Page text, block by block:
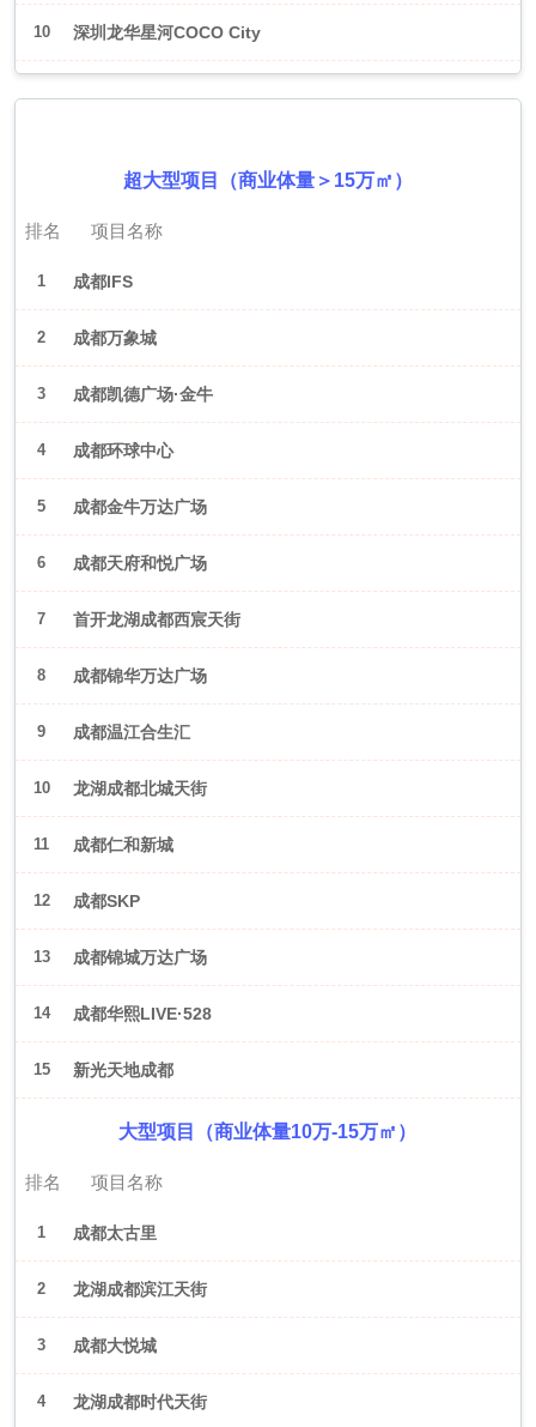
10 深圳龙华星河COCO City
超大型项目（商业体量＞15万㎡）
排名 项目名称
1 成都IFS
2 成都万象城
3 成都凯德广场·金牛
4 成都环球中心
5 成都金牛万达广场
6 成都天府和悦广场
7 首开龙湖成都西宸天街
8 成都锦华万达广场
9 成都温江合生汇
10 龙湖成都北城天街
11 成都仁和新城
12 成都SKP
13 成都锦城万达广场
14 成都华熙LIVE·528
15 新光天地成都
大型项目（商业体量10万-15万㎡）
排名 项目名称
1 成都太古里
2 龙湖成都滨江天街
3 成都大悦城
4 龙湖成都时代天街